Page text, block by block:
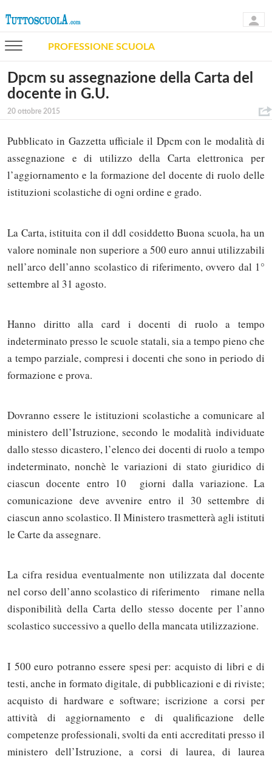
PROFESSIONE SCUOLA
Dpcm su assegnazione della Carta del
docente in G.U.
20 ottobre 2015
Pubblicato in Gazzetta ufficiale il Dpcm con le modalità di
assegnazione e di utilizzo della Carta elettronica per
l’aggiornamento e la formazione del docente di ruolo delle
istituzioni scolastiche di ogni ordine e grado.
La Carta, istituita con il ddl cosiddetto Buona scuola, ha un
valore nominale non superiore a 500 euro annui utilizzabili
nell’arco dell’anno scolastico di riferimento, ovvero dal 1°
settembre al 31 agosto.
Hanno diritto alla card i docenti di ruolo a tempo
indeterminato presso le scuole statali, sia a tempo pieno che
a tempo parziale, compresi i docenti che sono in periodo di
formazione e prova.
Dovranno essere le istituzioni scolastiche a comunicare al
ministero dell’Istruzione, secondo le modalità individuate
dallo stesso dicastero, l’elenco dei docenti di ruolo a tempo
indeterminato, nonchè le variazioni di stato giuridico di
ciascun docente entro 10 giorni dalla variazione. La
comunicazione deve avvenire entro il 30 settembre di
ciascun anno scolastico. Il Ministero trasmetterà agli istituti
le Carte da assegnare.
La cifra residua eventualmente non utilizzata dal docente
nel corso dell’anno scolastico di riferimento rimane nella
disponibilità della Carta dello stesso docente per l’anno
scolastico successivo a quello della mancata utilizzazione.
I 500 euro potranno essere spesi per: acquisto di libri e di
testi, anche in formato digitale, di pubblicazioni e di riviste;
acquisto di hardware e software; iscrizione a corsi per
attività di aggiornamento e di qualificazione delle
competenze professionali, svolti da enti accreditati presso il
ministero dell’Istruzione, a corsi di laurea, di laurea